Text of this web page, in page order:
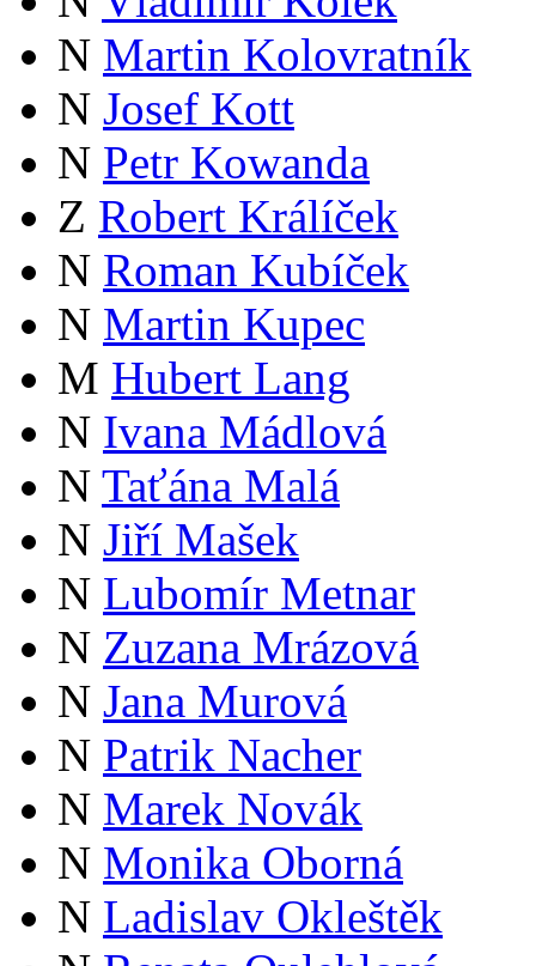
N Martin Kolovratník
N Josef Kott
N Petr Kowanda
Z Robert Králíček
N Roman Kubíček
N Martin Kupec
M Hubert Lang
N Ivana Mádlová
N Taťána Malá
N Jiří Mašek
N Lubomír Metnar
N Zuzana Mrázová
N Jana Murová
N Patrik Nacher
N Marek Novák
N Monika Oborná
N Ladislav Okleštěk